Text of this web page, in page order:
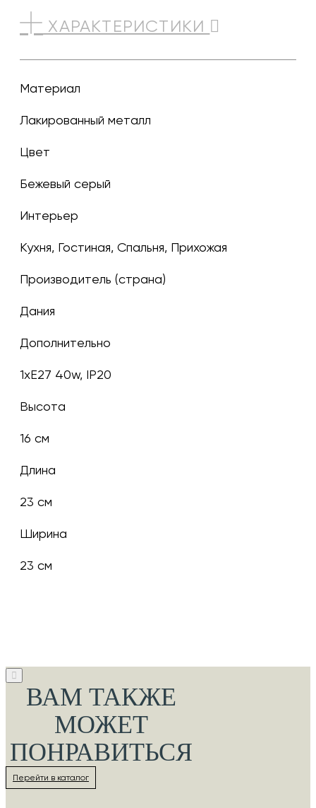
ХАРАКТЕРИСТИКИ
Материал
Лакированный металл
Цвет
бежевый серый
Интерьер
Кухня, Гостиная, Спальня, Прихожая
Производитель (страна)
Дания
Дополнительно
1xE27 40w, IP20
Высота
16 см
Длина
23 см
Ширина
23 см
ВАМ ТАКЖЕ
МОЖЕТ
ПОНРАВИТЬСЯ
Перейти в каталог